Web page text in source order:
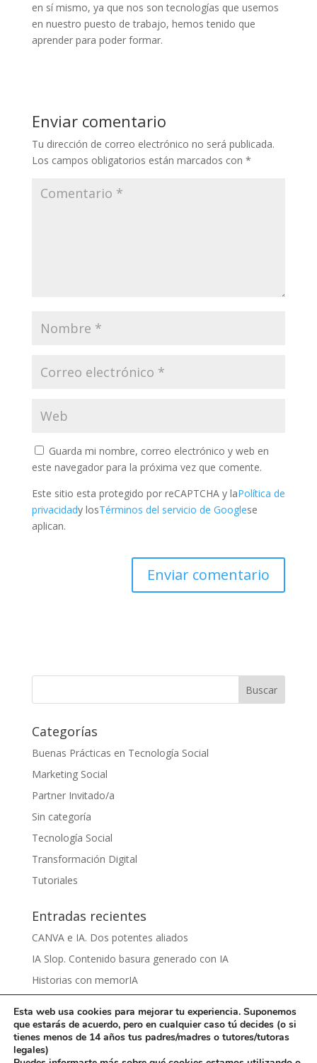
en sí mismo, ya que nos son tecnologías que usemos
en nuestro puesto de trabajo, hemos tenido que
aprender para poder formar.
Enviar comentario
Tu dirección de correo electrónico no será publicada.
Los campos obligatorios están marcados con *
Guarda mi nombre, correo electrónico y web en
este navegador para la próxima vez que comente.
Este sitio esta protegido por reCAPTCHA y laPolítica de
privacidady losTérminos del servicio de Googlese
aplican.
Categorías
Buenas Prácticas en Tecnología Social
Marketing Social
Partner Invitado/a
Sin categoría
Tecnología Social
Transformación Digital
Tutoriales
Entradas recientes
CANVA e IA. Dos potentes aliados
IA Slop. Contenido basura generado con IA
Historias con memorIA
Ciberbullying by Damaris Grijalva
Esta web usa cookies para mejorar tu experiencia. Suponemos
que estarás de acuerdo, pero en cualquier caso tú decides (o si
tienes menos de 14 años tus padres/madres o tutores/tutoras
legales)